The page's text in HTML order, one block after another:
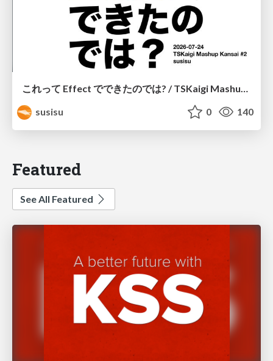
これって Effect でできたのでは? / TSKaigi Mashup Kansai #2
susisu
0 140
Featured
See All Featured